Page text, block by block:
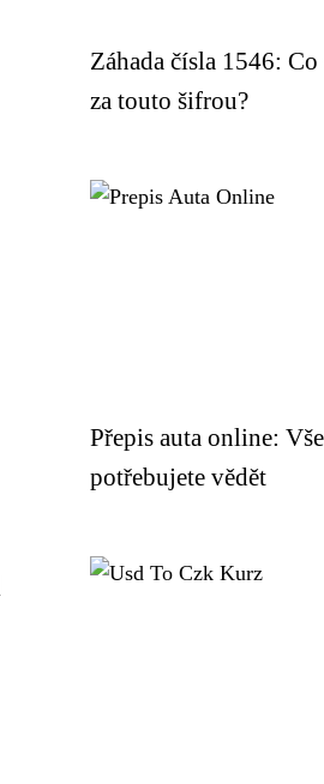
Záhada čísla 1546: Co
za touto šifrou?
Přepis auta online:
potřebujete vědět